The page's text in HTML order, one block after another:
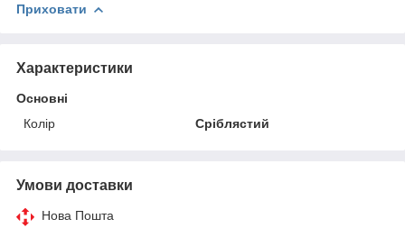
Приховати
Характеристики
Основні
Колір
Сріблястий
Умови доставки
Нова Пошта